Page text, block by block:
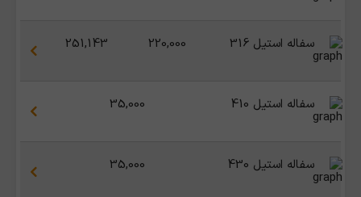
سفاله استیل 316 220,000
251,143
سفاله استیل 410 35,000
سفاله استیل 430 35,000